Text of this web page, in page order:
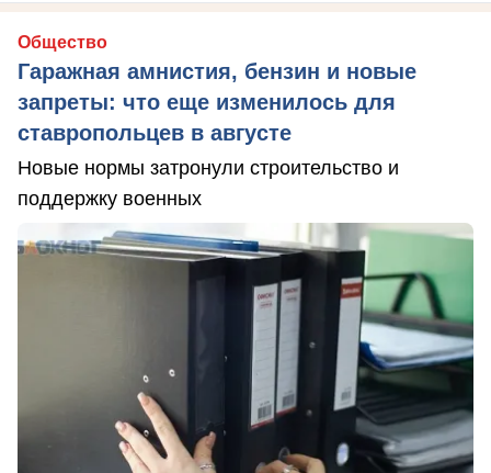
Общество
Гаражная амнистия, бензин и новые
запреты: что еще изменилось для
ставропольцев в августе
Новые нормы затронули строительство и
поддержку военных